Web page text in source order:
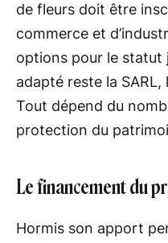
de fleurs doit être
commerce et
options pour le statut
adapté reste la SARL,
Tout dépend du
protection du
Le financement du
Hormis son apport